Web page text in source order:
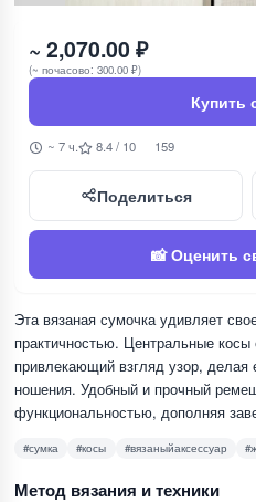
~ 2,070.00 ₽
(~ почасово: 300.00 ₽)
Купить
~ 7 ч. 8.4 / 10 159
Поделиться
📸 Оценить
Эта вязаная сумочка удивляет
практичностью. Центральные
привлекающий взгляд узор, делая
ношения. Удобный и прочный
функциональностью, дополняя
#сумка #косы #вязаныйаксессуар
Метод вязания и техники